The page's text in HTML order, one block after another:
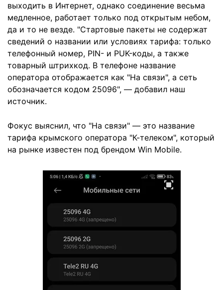
выходить в Интернет, однако соединение весьма
медленное, работает только под открытым небом,
да и то не везде. "Стартовые пакеты не содержат
сведений о названии или условиях тарифа: только
телефонный номер, PIN- и PUK-коды, а также
товарный штрихкод. В телефоне название
оператора отображается как "На связи", а сеть
обозначается кодом 25096", — добавил наш
источник.
Фокус выяснил, что "На связи" — это название
тарифа крымского оператора "К-телеком", который
на рынке известен под брендом Win Mobile.